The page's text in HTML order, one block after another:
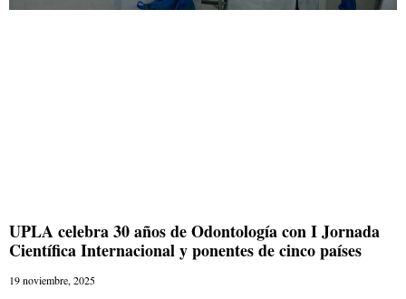
UPLA celebra 30 años de Odontología con I Jornada
Científica Internacional y ponentes de cinco países
19 noviembre, 2025